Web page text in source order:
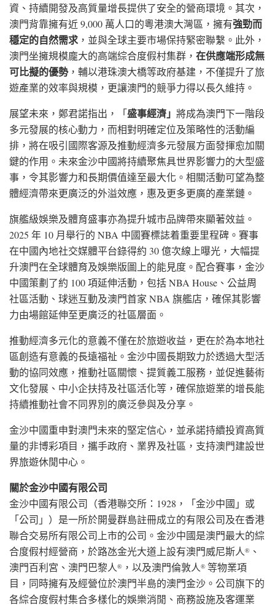
資、持續開發及高質量增長提供了安全的營商環境。其次，
澳門背靠擁有近 9,000 萬人口的粵港澳大灣區，擁有強勁而
穩定的自然需求 ，並與全球主要市場保持緊密聯繫。此外，
澳門坐擁規模龐大的高端綜合度假村集群， 在供應端形成無
可比擬的優勢，輔以港珠澳大橋等政府基建，不僅提升了旅
遊產業的效率與規模，更讓澳門的競爭力得以長久維持。
展望未來，鄭君諾指出，「盛事經濟」 將成為澳門下一階段
多元發展的核心動力，而相對明確定位及策略性的活動編
排，將在吸引國際客源及推動經濟多元發展方面發揮愈加關
鍵的作用。未來金沙中國將持續聚焦具世界影響力的大型盛
事，令其影響力和長期價值達至最大化。相關活動可望為整
體經濟帶來更廣泛的外溢效應，惠及更多更廣的產業鏈。
旗艦級娛樂及體育盛事亦為提升城市品牌帶來顯著效益。
2025 年 10 月舉行的 NBA 中國賽標誌着重要里程碑。賽事
在中國內地社交媒體平台錄得約 30 億次線上曝光，大幅提
升澳門在全球體育及娛樂版圖上的能見度。配合賽事，金沙
中國策劃了約 100 項延伸活動，包括 NBA House、公益周
社區活動、球迷互動及澳門首家 NBA 旗艦店，確保其影響
力由場館延伸至更廣泛的社區層面。
推動經濟多元化的意義不僅在於旅遊收益，更在於為本地社
區創造有意義的長遠福祉。金沙中國長期致力於透過大型活
動的協同效應，推動社區關懷、提質義工服務，並促進藝術
文化發展、中小企扶持及社區活化等，確保旅遊業的增長能
持續推動社會不同界別的廣泛參與及分享。
金沙中國重申對澳門未來的堅定信心，並承諾持續投資高質
量的非博彩項目，攜手政府、業界及社區，支持澳門建設世
界旅遊休閒中心。
關於金沙中國有限公司
金沙中國有限公司（香港聯交所：1928，「金沙中國」或
「公司」）是一所於開曼群島註冊成立的有限公司及在香港
聯合交易所有限公司上市的公司。金沙中國是澳門最大的綜
合度假村經營商，於路氹金光大道上設有澳門威尼斯人® 、
澳門百利宮、澳門巴黎人® ，以及澳門倫敦人® 等物業項
目，同時擁有及經營位於澳門半島的澳門金沙。公司旗下的
各綜合度假村集合多樣化的娛樂消閒、商務設施及客運業